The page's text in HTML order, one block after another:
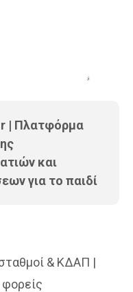
| Πλατφόρμα
και
για το παιδί
& ΚΔΑΠ |
φορείς